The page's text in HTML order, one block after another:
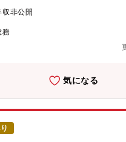
す。保有資格は業務で直接活かせ
スト代などの取得支援をご用意し
ニュートラル推進に向けた設備改
に注力いただきます。定期的な異
す。
ポジションです。・対象ファシリ
ンター・研究施設・スポーツ施設
億円～数百億円規模の新築・改修・
ー選定（調達部門と連携）、設計
当者として他工種メンバーと共に
まとめ、パートナー（設計事務所
ートナーと共にプロジェクトを推
ーション力〉経営幹部に対してプ
く・簡潔に説明する能力が求めら
、社内関係部門や社外関係者（取
収非公開
務
気になる